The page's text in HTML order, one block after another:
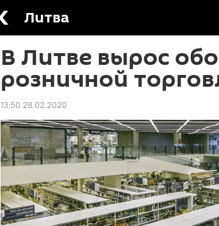
Литва
В Литве вырос
розничной
13:50 28.02.2020